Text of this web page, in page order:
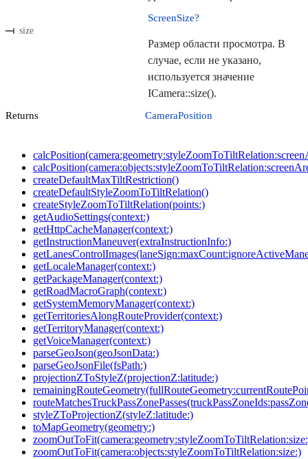
size
ScreenSize?
Размер области просмотра. В
случае, если не указано,
используется значение
ICamera::size().
Returns CameraPosition
createDefaultMaxTiltRestriction()
createDefaultStyleZoomToTiltRelation()
createStyleZoomToTiltRelation(points:)
getAudioSettings(context:)
getHttpCacheManager(context:)
getInstructionManeuver(extraInstructionInfo:)
getLocaleManager(context:)
getPackageManager(context:)
getRoadMacroGraph(context:)
getSystemMemoryManager(context:)
getTerritoriesAlongRouteProvider(context:)
getTerritoryManager(context:)
getVoiceManager(context:)
parseGeoJson(geoJsonData:)
parseGeoJsonFile(fsPath:)
projectionZToStyleZ(projectionZ:latitude:)
styleZToProjectionZ(styleZ:latitude:)
toMapGeometry(geometry:)
zoomOutToFit(camera:objects:styleZoomToTiltRelation:size:)